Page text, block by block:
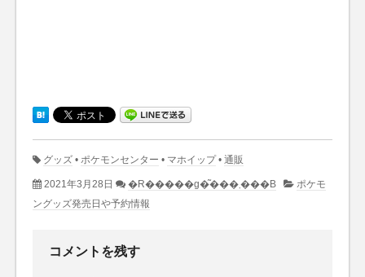
グッズ • ポケモンセンター • マホイップ• 通販
2021年3月28日 �R�����g�͂���܂���B
ポケモ
ングッズ発売日や予約情報
コメントを残す